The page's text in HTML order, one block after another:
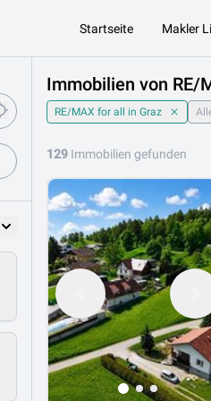
Startseite Makler
Immobilien von RE/
RE/MAX for all in Graz
129 Immobilien gefunden